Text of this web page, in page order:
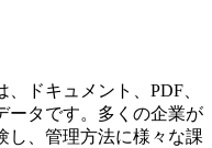
ドキュメント、PDF、
ータです。多くの企業が
し、管理方法に様々な課